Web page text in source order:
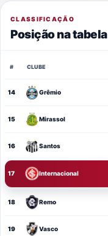
CLASSIFICAÇÃO
Posição na tabela
# CLUBE
14 Grêmio
15 Mirassol
16 Santos
17 Internacional
18 Remo
19 Vasco